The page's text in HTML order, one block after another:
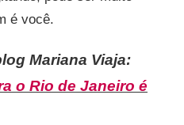
é você.
Mariana Viaja:
o Rio de Janeiro é